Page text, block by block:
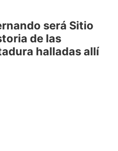
será Sitio
de las
halladas allí